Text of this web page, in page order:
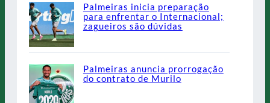
Palmeiras inicia preparação
para enfrentar o Internacional;
zagueiros são dúvidas
Palmeiras anuncia prorrogação
do contrato de Murilo